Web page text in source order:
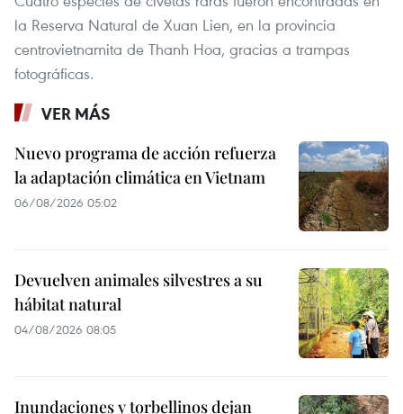
la Reserva Natural de Xuan Lien, en la provincia
centrovietnamita de Thanh Hoa, gracias a trampas
fotográficas.
VER MÁS
Nuevo programa de acción refuerza
la adaptación climática en Vietnam
06/08/2026 05:02
Devuelven animales silvestres a su
hábitat natural
04/08/2026 08:05
Inundaciones y torbellinos dejan